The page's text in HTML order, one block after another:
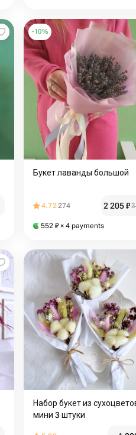
-10%
Букет лаванды большой
4.72274 2 205₽2
552 ₽ × 4 payments
Набор букет из
мини 3 штуки